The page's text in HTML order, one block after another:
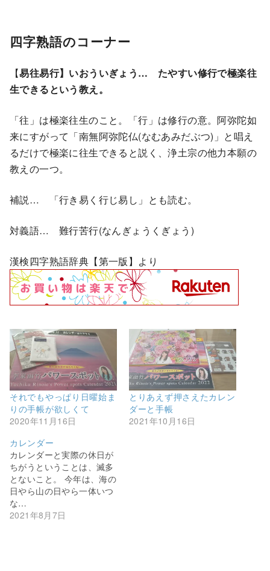
四字熟語のコーナー
【易往易行】いおういぎょう… たやすい修行で極楽往
生できるという教え。
「往」は極楽往生のこと。「行」は修行の意。阿弥陀如
来にすがって「南無阿弥陀仏(なむあみだぶつ)」と唱え
るだけで極楽に往生できると説く、浄土宗の他力本願の
教えの一つ。
補説… 「行き易く行じ易し」とも読む。
対義語… 難行苦行(なんぎょうくぎょう)
漢検四字熟語辞典【第一版】より
それでもやっぱり日曜始ま
りの手帳が欲しくて
2020年11月16日
とりあえず押さえたカレン
ダーと手帳
2021年10月16日
カレンダー
カレンダーと実際の休日が
ちがうということは、滅多
とないこと。 今年は、海の
日やら山の日やら一体いつ
な…
2021年8月7日